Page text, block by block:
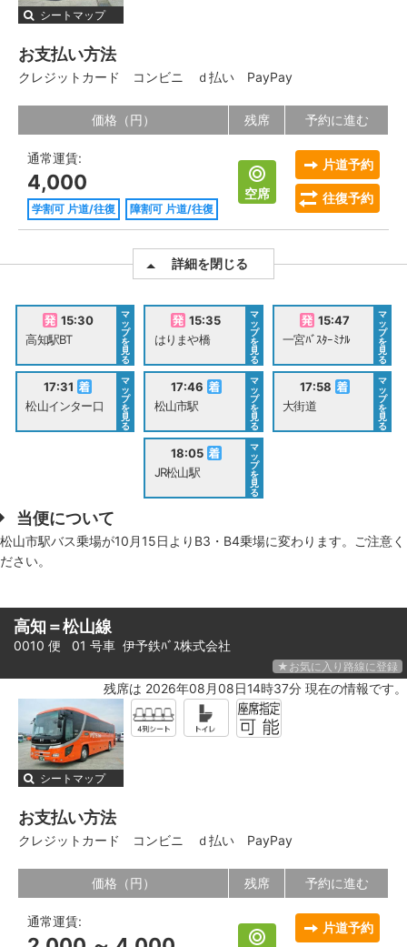
シートマップ
お支払い方法
クレジットカード コンビニ ｄ払い PayPay
価格（円） 残席 予約に進む
通常運賃:
4,000
学割可 片道/往復 障割可 片道/往復
空席
片道予約
往復予約
詳細を閉じる
15:30
高知駅BT
マ
ッ
プ
を
見
る
15:35
はりまや橋
マ
ッ
プ
を
見
る
15:47
一宮ﾊﾞｽﾀｰﾐﾅﾙ
マ
ッ
プ
を
見
る
17:31
松山インター口
マ
ッ
プ
を
見
る
17:46
松山市駅
マ
ッ
プ
を
見
る
17:58
大街道
マ
ッ
プ
を
見
る
18:05
JR松山駅
マ
ッ
プ
を
見
る
当便について
松山市駅バス乗場が10月15日よりB3・B4乗場に変わります。ご注意く
ださい。
高知＝松山線
0010 便 01 号車 伊予鉄ﾊﾞｽ株式会社
★お気に入り路線に登録
残席は 2026年08月08日14時37分 現在の情報です。
シートマップ
お支払い方法
クレジットカード コンビニ ｄ払い PayPay
価格（円） 残席 予約に進む
通常運賃: 片道予約